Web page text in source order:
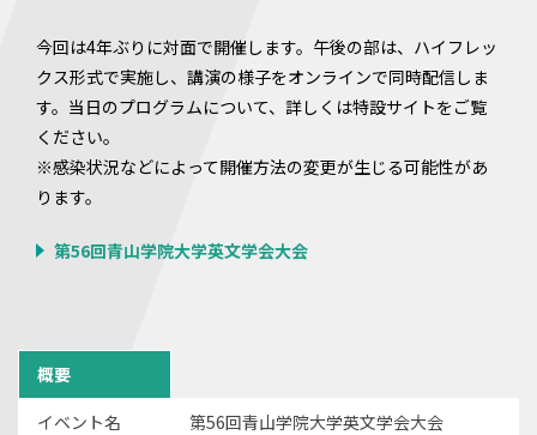
今回は4年ぶりに対面で開催します。午後の部は、ハイフレッ
クス形式で実施し、講演の様子をオンラインで同時配信しま
す。当日のプログラムについて、詳しくは特設サイトをご覧
ください。
※感染状況などによって開催方法の変更が生じる可能性があ
ります。
第56回青山学院大学英文学会大会
概要
イベント名
第56回青山学院大学英文学会大会